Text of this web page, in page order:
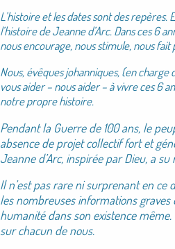
L’histoire et les dates sont des
l’histoire de Jeanne d’Arc. Dans ces 6
nous encourage, nous stimule, nous
Nous, évêques johanniques, (en charge
vous aider – nous aider – à vivre ces 6
notre propre histoire.
Pendant la Guerre de 100 ans, le
absence de projet collectif fort et
Jeanne d’Arc, inspirée par Dieu, a
Il n’est pas rare ni surprenant en
les nombreuses informations
humanité dans son existence
sur chacun de nous.